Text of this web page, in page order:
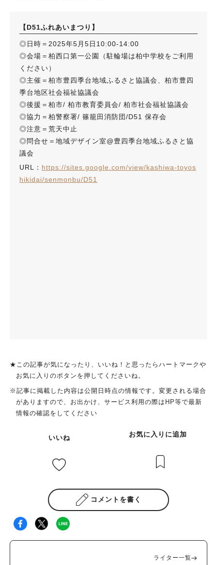
【D51ふれあいまつり】
◎日時＝2025年5月5日10:00-14:00
◎会場＝柏西口第一公園（駐輪場は柏中学校をご利用
ください）
◎主催＝柏市豊四季台地域ふるさと協議会、柏市豊四
季台地区社会福祉協議会
◎後援＝柏市/ 柏市教育委員会/ 柏市社会福祉協議会
◎協力＝柏警察署/ 篠籠田消防団/D51 保存会
◎注意＝荒天中止
◎問合せ＝地域デザイン室@豊四季台地域ふるさと協
議会
URL： https://sites.google.com/view/kashiwa-toyos
hikidai/senmonbu/D51
★この記事が気になったり、いいね！と思ったらハートマークや
お気に入りのボタンを押してくださいね。
※記事に掲載した内容は公開日時点の情報です。変更される場合
がありますので、お出かけ、サービス利用の際はHP等で最新
情報の確認をしてください
いいね お気に入りに追加
コメントを書く
ライター一覧
人気のキーワード
#教えたい／教えて投稿記事
#教えたい/こんなの見つけた